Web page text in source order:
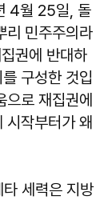
4월 25일, 돌
리 민주주의라
권에 반대하
구성한 것입
로 재집권에
시작부터가 왜
세력은 지방